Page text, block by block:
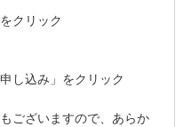
クリック
し込み」をクリック
ございますので、あらか